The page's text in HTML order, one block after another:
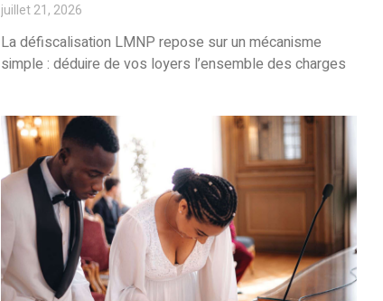
juillet 21, 2026
La défiscalisation LMNP repose sur un mécanisme
simple : déduire de vos loyers l’ensemble des charges